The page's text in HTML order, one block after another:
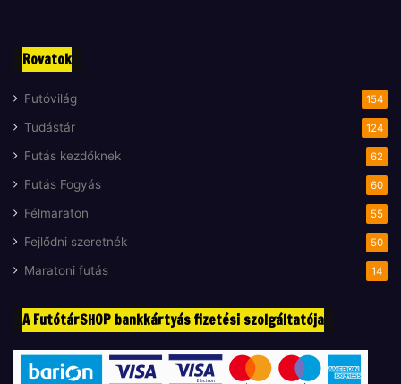
Rovatok
Futóvilág 154
Tudástár 124
Futás kezdőknek 62
Futás Fogyás 60
Félmaraton 55
Fejlődni szeretnék 50
Maratoni futás 14
A FutótárSHOP bankkártyás fizetési szolgáltatója